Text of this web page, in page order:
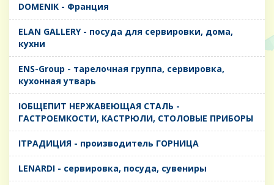
DOMENIK - Франция
ELAN GALLERY - посуда для сервировки, дома,
кухни
ENS-Group - тарелочная группа, сервировка,
кухонная утварь
IОБЩЕПИТ НЕРЖАВЕЮЩАЯ СТАЛЬ -
ГАСТРОЕМКОСТИ, КАСТРЮЛИ, СТОЛОВЫЕ ПРИБОРЫ
IТРАДИЦИЯ - производитель ГОРНИЦА
LENARDI - сервировка, посуда, сувениры